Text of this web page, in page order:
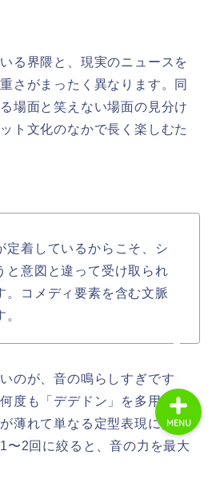
る界隈と、現実のニュースを
さがまったく異なります。同
場面と笑えない場面の見分け
ト文化のなかで長く楽しむた
定着しているからこそ、シ
と意図と違って受け取られ
。コメディ要素を含む文脈
のが、音の鳴らしすぎです。
度も「デデドン」を多用する
薄れて単なる定型表現に見え
〜2回に絞ると、音の力を最大
MENU
ライフスタイル